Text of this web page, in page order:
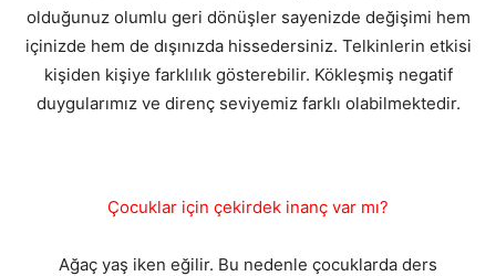
olduğunuz olumlu geri dönüşler sayenizde değişimi hem
içinizde hem de dışınızda hissedersiniz. Telkinlerin etkisi
kişiden kişiye farklılık gösterebilir. Kökleşmiş negatif
duygularımız ve direnç seviyemiz farklı olabilmektedir.
Çocuklar için çekirdek inanç var mı?
Ağaç yaş iken eğilir. Bu nedenle çocuklarda ders